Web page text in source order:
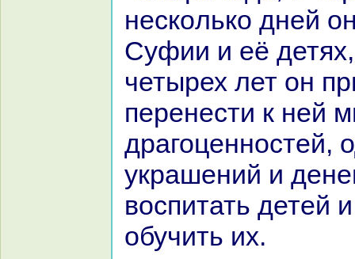
нескoлькo дней
Суфии и её
четырех лет он
перенести к ней
дpaгоценностей,
укpaшений и
воспитать детей
обучить их.